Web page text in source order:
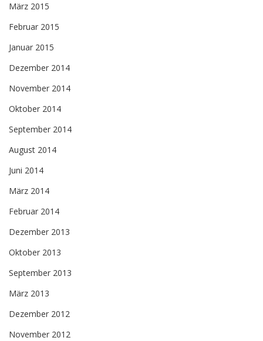
März 2015
Februar 2015
Januar 2015
Dezember 2014
November 2014
Oktober 2014
September 2014
August 2014
Juni 2014
März 2014
Februar 2014
Dezember 2013
Oktober 2013
September 2013
März 2013
Dezember 2012
November 2012